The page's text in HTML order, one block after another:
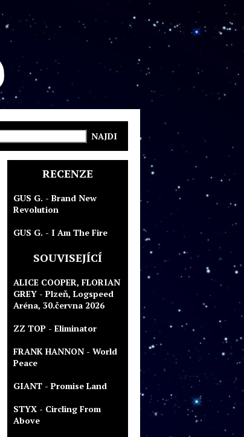
RECENZE
GUS G. - Brand New
Revolution
GUS G. - I Am The Fire
SOUVISEJÍCÍ
ALICE COOPER, FLORIAN
GREY - Plzeň, Logspeed
Aréna, 30.června 2026
ZZ TOP - Eliminator
FRANK HANNON - World
Peace
GIANT - Promise Land
STYX - Circling From
Above